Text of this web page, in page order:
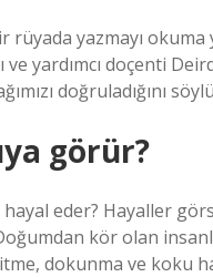
rüyada yazmayı
yardımcı doçenti
doğruladığını
görür?
eder? Hayaller
kör olan
dokunma ve koku